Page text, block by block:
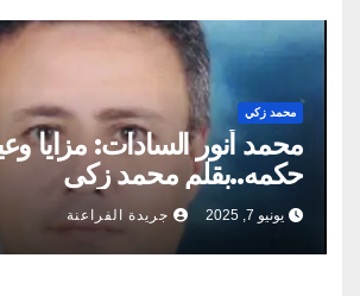
محمد زكي
محمد أنور السادات: مزايا
حكمه..بقلم محمد زكى
يونيو 7, 2025 جريدة الفراعنة